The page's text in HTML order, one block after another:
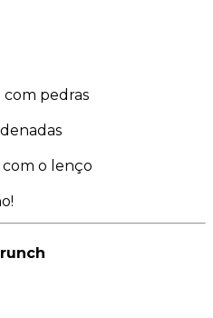
pedras
o lenço